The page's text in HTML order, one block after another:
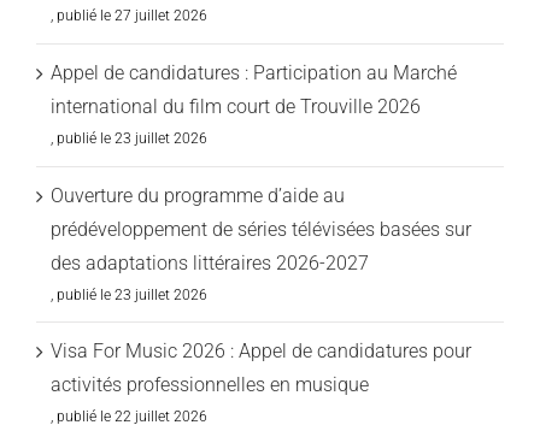
27 juillet 2026
Appel de candidatures : Participation au Marché
international du film court de Trouville 2026
23 juillet 2026
Ouverture du programme d’aide au
prédéveloppement de séries télévisées basées sur
des adaptations littéraires 2026-2027
23 juillet 2026
Visa For Music 2026 : Appel de candidatures pour
activités professionnelles en musique
22 juillet 2026